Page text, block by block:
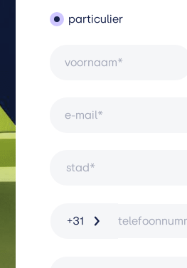
particulier
stad*
+31